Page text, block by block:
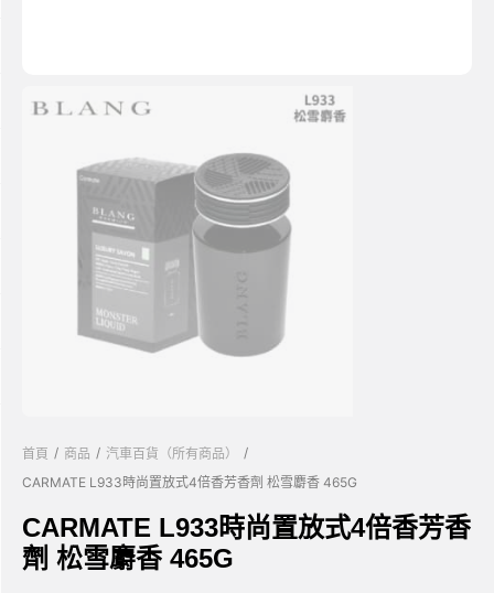
首頁 / 商品 / 汽車百貨（所有商品）
/
CARMATE L933時尚置放式4倍香芳香劑 松雪麝香 465G
CARMATE L933時尚置放式4倍香芳香
劑 松雪麝香 465G